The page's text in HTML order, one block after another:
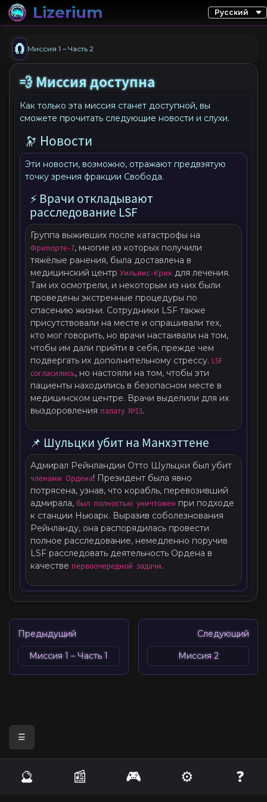
Lizerium
🔮 📰 🎮 ⚙️ ❓
🧲 Миссия 1 – Часть 2
💨 Миссия доступна
Как только эта миссия станет доступной, вы
сможете прочитать следующие новости и слухи.
🔭 Новости
Эти новости, возможно, отражают предвзятую
точку зрения фракции Свобода.
⚡ Врачи откладывают
расследование LSF
Группа выживших после катастрофы на
Фрипорте-7, многие из которых получили
тяжёлые ранения, была доставлена в
медицинский центр Уильямс-Крик для лечения.
Там их осмотрели, и некоторым из них были
проведены экстренные процедуры по
спасению жизни. Сотрудники LSF также
присутствовали на месте и опрашивали тех,
кто мог говорить, но врачи настаивали на том,
чтобы им дали прийти в себя, прежде чем
подвергать их дополнительному стрессу. LSF
согласились, но настояли на том, чтобы эти
пациенты находились в безопасном месте в
медицинском центре. Врачи выделили для их
выздоровления палату №13.
📌 Шульцки убит на Манхэттене
Адмирал Рейнландии Отто Шульцки был убит
членами Ордена! Президент была явно
потрясена, узнав, что корабль, перевозивший
адмирала, был полностью уничтожен при подходе
к станции Ньюарк. Выразив соболезнования
Рейнланду, она распорядилась провести
полное расследование, немедленно поручив
LSF расследовать деятельность Ордена в
качестве первоочередной задачи.
Предыдущий
Миссия 1 – Часть 1
Следующий
Миссия 2
☰